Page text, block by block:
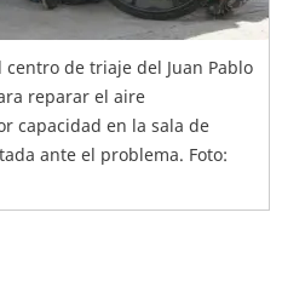
de triaje del Juan Pablo
reparar el aire
capacidad en la sala de
ante el problema. Foto: